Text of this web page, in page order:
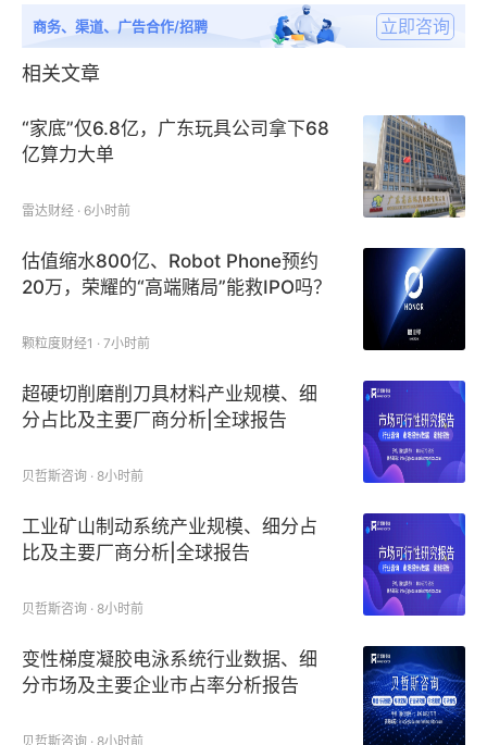
商务、渠道、广告合作/招聘 立即咨询
相关文章
“家底”仅6.8亿，广东玩具公司拿下68
亿算力大单
雷达财经 · 6小时前
估值缩水800亿、Robot Phone预约
20万，荣耀的“高端赌局”能救IPO吗？
颗粒度财经1 · 7小时前
超硬切削磨削刀具材料产业规模、细
分占比及主要厂商分析|全球报告
贝哲斯咨询 · 8小时前
工业矿山制动系统产业规模、细分占
比及主要厂商分析|全球报告
贝哲斯咨询 · 8小时前
变性梯度凝胶电泳系统行业数据、细
分市场及主要企业市占率分析报告
贝哲斯咨询 · 8小时前